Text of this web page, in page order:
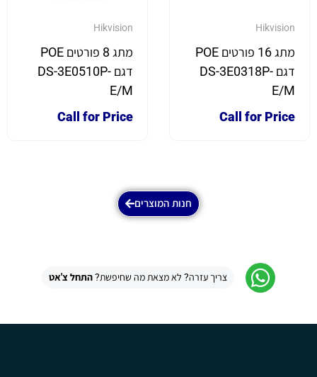
Hikvision
מתג 16 פורטים POE
דגם DS-3E0318P-
E/M
Call for Price
Hikvision
מתג 8 פורטים POE
דגם DS-3E0510P-
E/M
Call for Price
חנות המוצרים
צריך עזרה? לא מצאת מה שחיפשת?התחל צ'אט